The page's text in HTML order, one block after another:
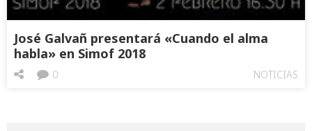
José Galvañ presentará «Cuando el alma
habla» en Simof 2018
NOTICIAS
0